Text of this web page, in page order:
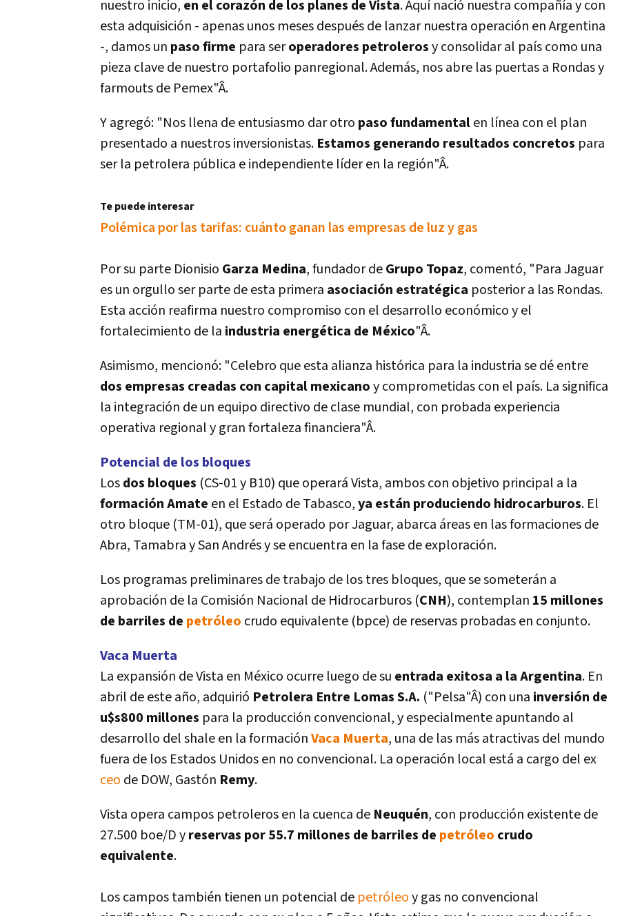
nuestro inicio, en el corazón de los planes de Vista. Aquí­ nació nuestra compañí­a y con
esta adquisición - apenas unos meses después de lanzar nuestra operación en Argentina
-, damos un paso firme para seroperadores petrolerosy consolidar al paí­s como una
pieza clave de nuestro portafolio panregional. Además, nos abre las puertas a Rondas y
farmouts de Pemex"Â.
Y agregó: "Nos llena de entusiasmo dar otro paso fundamentalen lí­nea con el plan
presentado a nuestros inversionistas. Estamos generando resultados concretos para
ser la petrolera pública e independiente lí­der en la región"Â.
Te puede interesar
Polémica por las tarifas: cuánto ganan las empresas de luz y gas
Por su parte Dionisio Garza Medina, fundador deGrupo Topaz, comentó, "Para Jaguar
es un orgullo ser parte de esta primera asociación estratégica posterior a las Rondas.
Esta acción reafirma nuestro compromiso con el desarrollo económico y el
fortalecimiento de la industria energética de México"Â.
Asimismo, mencionó: "Celebro que esta alianza histórica para la industria se dé entre
dos empresas creadas con capital mexicanoy comprometidas con el paí­s. Lasignifica
la integración de un equipo directivo de clase mundial, con probada experiencia
operativa regional y gran fortaleza financiera"Â.
Potencial de los bloques
Losdos bloques (CS-01 y B10) que operará Vista, ambos con objetivo principal a la
formación Amate en el Estado de Tabasco,ya están produciendo hidrocarburos. El
otro bloque (TM-01), que será operado por Jaguar, abarca áreas en las formaciones de
Abra, Tamabra y San Andrés y se encuentra en la fase de exploración.
Los programas preliminares de trabajo de los tres bloques, que se someterán a
aprobación de la Comisión Nacional de Hidrocarburos (CNH), contemplan 15 millones
de barriles de petróleo crudo equivalente (bpce) de reservas probadas en conjunto.
Vaca Muerta
La expansión de Vista en México ocurre luego de su entrada exitosa a la Argentina. En
abril de este año, adquirió Petrolera Entre Lomas S.A. ("Pelsa"Â) con una inversión de
u$s800 millones para la producción convencional, y especialmente apuntando al
desarrollo del shale en la formaciónVaca Muerta, una de las más atractivas del mundo
fuera de los Estados Unidos en no convencional. La operación local está a cargo del ex
ceo de DOW, Gastón Remy.
Vista opera campos petroleros en la cuenca de Neuquén, con producción existente de
27.500 boe/D yreservas por 55.7 millones de barriles de petróleo crudo
equivalente.
Los campos también tienen un potencial de petróleoy gas no convencional